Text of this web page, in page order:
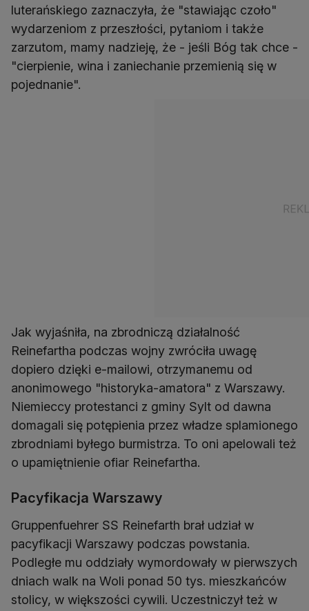
luterańskiego zaznaczyła, że "stawiając czoło"
wydarzeniom z przeszłości, pytaniom i także
zarzutom, mamy nadzieję, że - jeśli Bóg tak chce -
"cierpienie, wina i zaniechanie przemienią się w
pojednanie".
Jak wyjaśniła, na zbrodniczą działalność
Reinefartha podczas wojny zwróciła uwagę
dopiero dzięki e-mailowi, otrzymanemu od
anonimowego "historyka-amatora" z Warszawy.
Niemieccy protestanci z gminy Sylt od dawna
domagali się potępienia przez władze splamionego
zbrodniami byłego burmistrza. To oni apelowali też
o upamiętnienie ofiar Reinefartha.
Pacyfikacja Warszawy
Gruppenfuehrer SS Reinefarth brał udział w
pacyfikacji Warszawy podczas powstania.
Podległe mu oddziały wymordowały w pierwszych
dniach walk na Woli ponad 50 tys. mieszkańców
stolicy, w większości cywili. Uczestniczył też w